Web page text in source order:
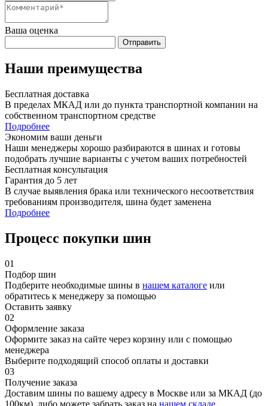
Ваша оценка
Отправить
Наши преимущества
Бесплатная доставка
В пределах МКАД или до пункта транспортной компании на
собственном транспортном средстве
Подробнее
Экономим ваши деньги
Наши менеджеры хорошо разбираются в шинах и готовы
подобрать лучшие варианты с учетом ваших потребностей
Бесплатная консультация
Гарантия до 5 лет
В случае выявления брака или технического несоответствия
требованиям производителя, шина будет заменена
Подробнее
Процесс покупки шин
01
Подбор шин
Подберите необходимые шины в нашем каталоге или
обратитесь к менеджеру за помощью
Оставить заявку
02
Оформление заказа
Оформите заказ на сайте через корзину или с помощью
менеджера
Выберите подходящий способ оплаты и доставки
03
Получение заказа
Доставим шины по вашему адресу в Москве или за МКАД (до
100км), либо можете забрать заказ на нашем складе